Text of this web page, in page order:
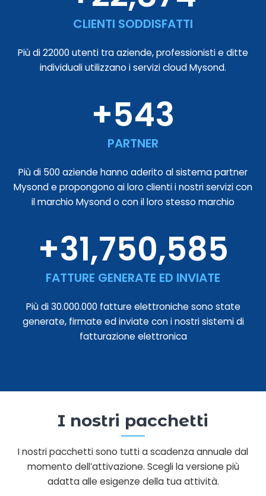
CLIENTI SODDISFATTI
Più di 22000 utenti tra aziende, professionisti e ditte
individuali utilizzano i servizi cloud Mysond.
+543
PARTNER
Più di 500 aziende hanno aderito al sistema partner
Mysond e propongono ai loro clienti i nostri servizi con
il marchio Mysond o con il loro stesso marchio
+31,750,585
FATTURE GENERATE ED INVIATE
Più di 30.000.000 fatture elettroniche sono state
generate, firmate ed inviate con i nostri sistemi di
fatturazione elettronica
I nostri pacchetti
I nostri pacchetti sono tutti a scadenza annuale dal
momento dell’attivazione. Scegli la versione più
adatta alle esigenze della tua attività.